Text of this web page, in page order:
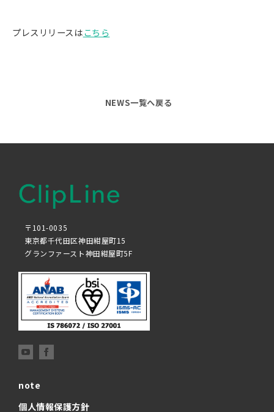
プレスリリースはこちら
NEWS一覧へ戻る
〒101-0035
東京都千代田区神田紺屋町15
グランファースト神田紺屋町5F
note
個人情報保護方針